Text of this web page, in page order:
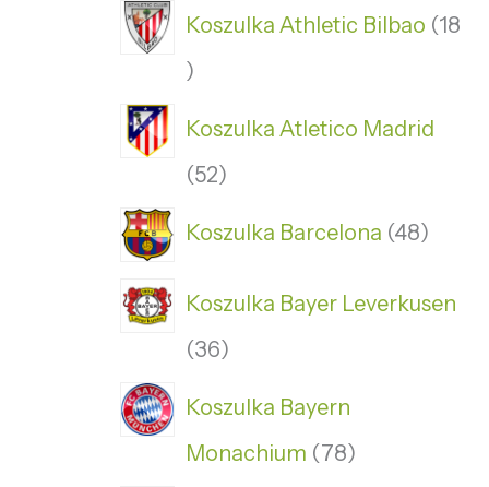
Koszulka Athletic Bilbao 18
Koszulka Atletico Madrid
52
Koszulka Barcelona 48
Koszulka Bayer Leverkusen
36
Koszulka Bayern
Monachium
78